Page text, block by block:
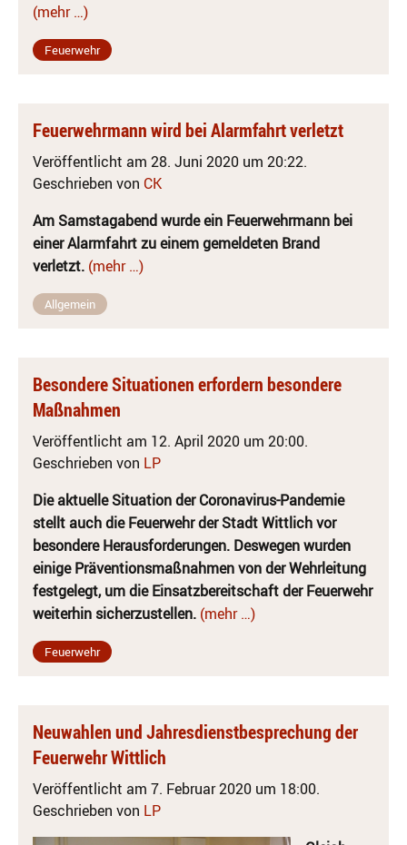
(mehr …)
Feuerwehr
Feuerwehrmann wird bei Alarmfahrt verletzt
Veröffentlicht am 28. Juni 2020 um 20:22.
Geschrieben von CK
Am Samstagabend wurde ein Feuerwehrmann bei
einer Alarmfahrt zu einemgemeldeten Brand
verletzt. (mehr …)
Allgemein
Besondere Situationen erfordern besondere
Maßnahmen
Veröffentlicht am 12. April 2020 um 20:00.
Geschrieben von LP
Die aktuelle Situation der Coronavirus-Pandemie
stellt auch die Feuerwehr der Stadt Wittlich vor
besondere Herausforderungen. Deswegen wurden
einige Präventionsmaßnahmen von der Wehrleitung
festgelegt, um die Einsatzbereitschaft der Feuerwehr
weiterhin sicherzustellen. (mehr …)
Feuerwehr
Neuwahlen und Jahresdienstbesprechung der
Feuerwehr Wittlich
Veröffentlicht am 7. Februar 2020 um 18:00.
Geschrieben von LP